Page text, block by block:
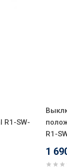
SW-
R1-
1